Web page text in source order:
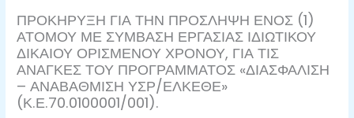
ΠΡΟΚΗΡΥΞΗ ΓΙΑ ΤΗΝ ΠΡΟΣΛΗΨΗ ΕΝΟΣ (1)
ΑΤΟΜΟΥ ΜΕ ΣΥΜΒΑΣΗ ΕΡΓΑΣΙΑΣ ΙΔΙΩΤΙΚΟΥ
ΔΙΚΑΙΟΥ ΟΡΙΣΜΕΝΟΥ ΧΡΟΝΟΥ, ΓΙΑ ΤΙΣ
ΑΝΑΓΚΕΣ ΤΟΥ ΠΡΟΓΡΑΜΜΑΤΟΣ «ΔΙΑΣΦΑΛΙΣΗ
– ΑΝΑΒΑΘΜΙΣΗ ΥΣΡ/ΕΛΚΕΘΕ»
(Κ.Ε.70.0100001/001).